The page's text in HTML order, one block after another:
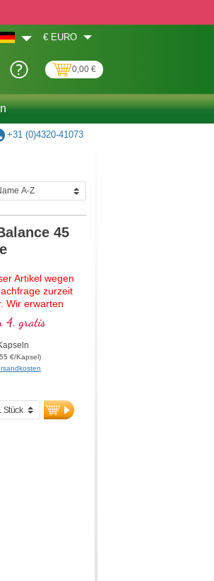
€ EURO
0,00 €
+31 (0)4320-41073
45
Artikel wegen
zurzeit
Wir erwarten
29/2026.
45 - 55
im
4. gratis
€/Kapsel)